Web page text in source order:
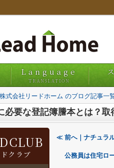
Language
TRANSLATION
株式会社リードホーム のブログ記事一
必要な登記簿謄本とは？
≪ 前へ｜ナチュラ
公務員は住宅ロ
クラブ